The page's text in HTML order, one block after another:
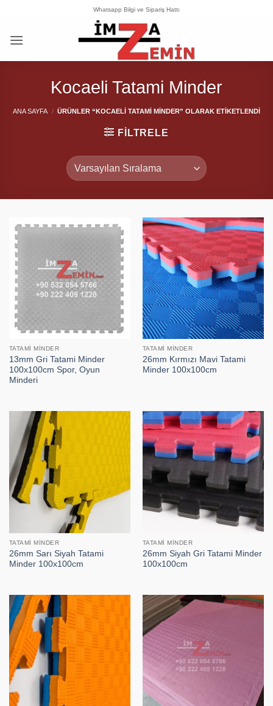
Whatsapp Bilgi ve Sipariş Hattı
Kocaeli Tatami Minder
ANA SAYFA / ÜRÜNLER “KOCAELI TATAMI MINDER” OLARAK ETIKETLENDI
FILTRELE
TATAMI MINDER
13mm Gri Tatami Minder
100x100cm Spor, Oyun
Minderi
TATAMI MINDER
26mm Kırmızı Mavi Tatami
Minder 100x100cm
TATAMI MINDER
26mm Sarı Siyah Tatami
Minder 100x100cm
TATAMI MINDER
26mm Siyah Gri Tatami Minder
100x100cm